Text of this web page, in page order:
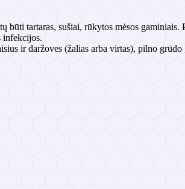
tartaras, sušiai, rūkytos mėsos gaminiais.
infekcijos.
ir daržoves (žalias arba virtas), pilno grūdo